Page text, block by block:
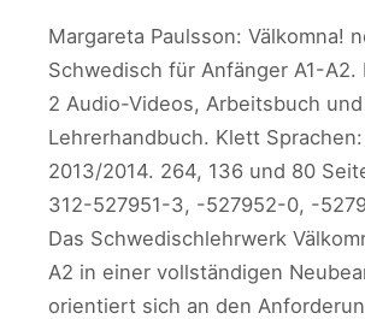
Margareta Paulsson: Välkomna!
Schwedisch für Anfänger A1-A2.
2 Audio-Videos, Arbeitsbuch und
Lehrerhandbuch. Klett
2013/2014. 264, 136 und 80
312-527951-3, -527952-0, -
Das Schwedischlehrwerk
A2 in einer vollständigen
orientiert sich an den